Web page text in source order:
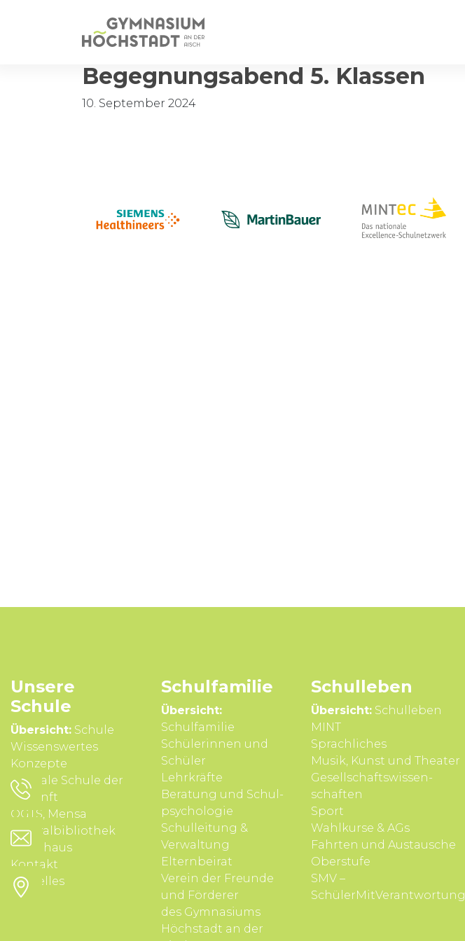
Begegnungsabend 5. Klassen
10. September 2024
Unsere
Schule
Übersicht: Schule
Wissens­wertes
Konzepte
Digitale Schule der
Zukunft
OGTS, Mensa
Zentralbibliothek
Schulhaus
Kontakt
Aktuelles
Schul­familie
Übersicht:
Schulfamilie
Schülerinnen und
Schüler
Lehrkräfte
Beratung und Schul­
psycho­logie
Schul­leitung &
Verwal­tung
Eltern­beirat
Verein der Freunde
und Förderer
des Gymnasiums
Höchstadt an der
Schul­leben
Übersicht: Schulleben
MINT
Sprach­liches
Musik, Kunst und Theater
Gesell­schafts­wissen­
schaften
Sport
Wahl­kurse & AGs
Fahrten und Aus­tausche
Ober­stufe
SMV –
SchülerMitVerantwortung